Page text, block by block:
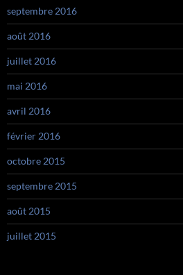
septembre 2016
août 2016
juillet 2016
mai 2016
avril 2016
février 2016
octobre 2015
septembre 2015
août 2015
juillet 2015